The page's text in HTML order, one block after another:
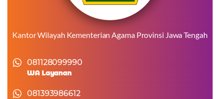
Kantor Wilayah Kementerian Agama Provinsi Jawa Tengah
081128099990
WA Layanan
081393986612